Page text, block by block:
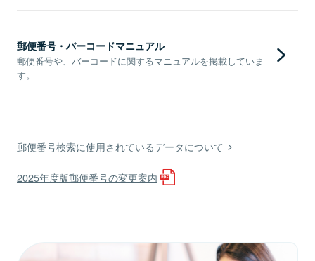
郵便番号・バーコードマニュアル
郵便番号や、バーコードに関するマニュアルを掲載していま
す。
郵便番号検索に使用されているデータについて
2025年度版郵便番号の変更案内